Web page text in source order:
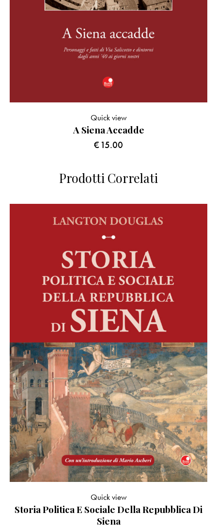
A Siena Accadde
€15.00
Quick view
Prodotti Correlati
Storia Politica E Sociale Della Repubblica Di
Siena
Quick view